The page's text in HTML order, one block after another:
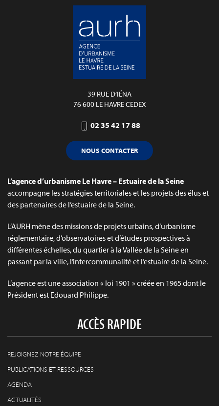
39 RUE D’IÉNA
76 600 LE HAVRE CEDEX
02 35 42 17 88
NOUS CONTACTER
L’agence d’urbanisme Le Havre – Estuaire de la Seine
accompagne les stratégies territoriales et les projets des élus et
des partenaires de l’estuaire de la Seine.
L’AURH mène des missions de projets urbains, d’urbanisme
réglementaire, d’observatoires et d’études prospectives à
différentes échelles, du quartier à la Vallée de la Seine en
passant par la ville, l’intercommunalité et l’estuaire de la Seine.
L’agence est une association « loi 1901 » créée en 1965 dont le
Président est Edouard Philippe.
ACCÈS RAPIDE
REJOIGNEZ NOTRE ÉQUIPE
PUBLICATIONS ET RESSOURCES
AGENDA
ACTUALITÉS